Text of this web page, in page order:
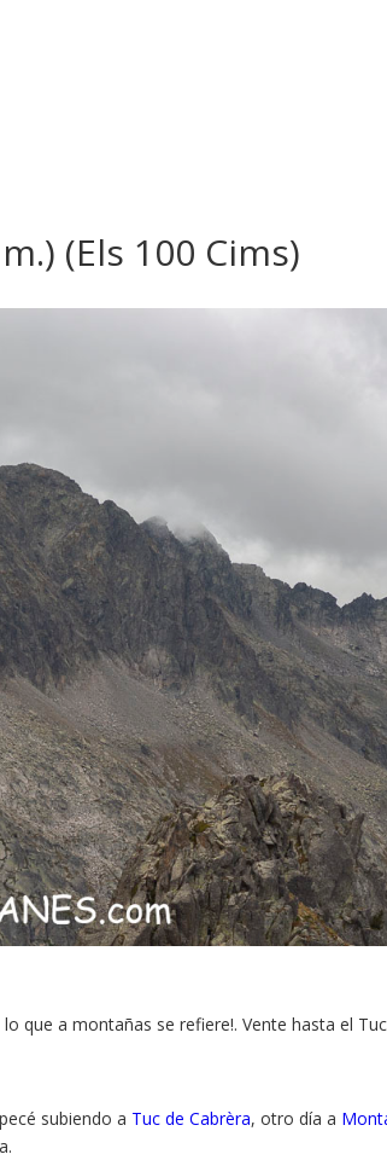
(Els 100 Cims)
que a montañas se refiere!. Vente hasta el
subiendo a Tuc de Cabrèra, otro día a